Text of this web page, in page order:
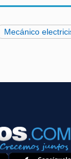
Mecánico